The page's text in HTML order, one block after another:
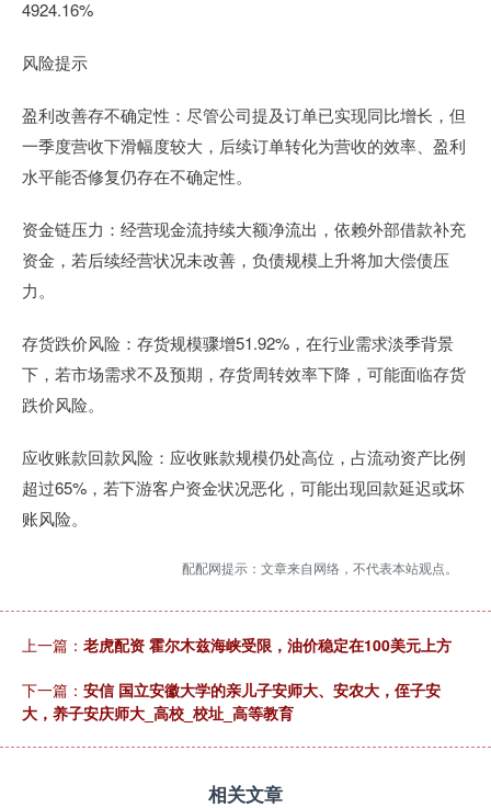
4924.16%
风险提示
盈利改善存不确定性：尽管公司提及订单已实现同比增长，但
一季度营收下滑幅度较大，后续订单转化为营收的效率、盈利
水平能否修复仍存在不确定性。
资金链压力：经营现金流持续大额净流出，依赖外部借款补充
资金，若后续经营状况未改善，负债规模上升将加大偿债压
力。
存货跌价风险：存货规模骤增51.92%，在行业需求淡季背景
下，若市场需求不及预期，存货周转效率下降，可能面临存货
跌价风险。
应收账款回款风险：应收账款规模仍处高位，占流动资产比例
超过65%，若下游客户资金状况恶化，可能出现回款延迟或坏
账风险。
配配网提示：文章来自网络，不代表本站观点。
上一篇： 老虎配资 霍尔木兹海峡受限，油价稳定在100美元上方
下一篇： 安信 国立安徽大学的亲儿子安师大、安农大，侄子安
大，养子安庆师大_高校_校址_高等教育
相关文章